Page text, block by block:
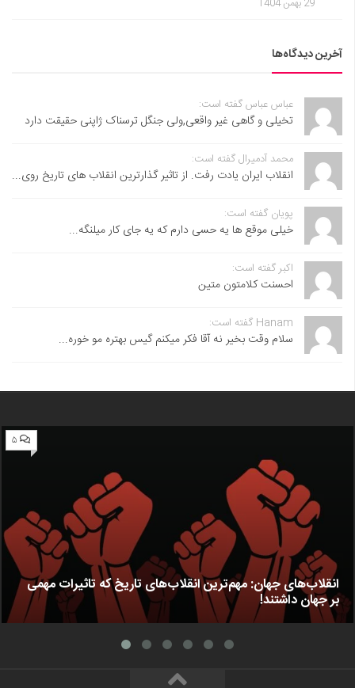
آخرین دیدگاه‌ها
عباس عباس گفته است:
تخیلی و گاهی غیر واقعی,ولی جنگل ترسناک ژاپنی حقیقت دارد
محمد آدمیرال گفته است:
انقلاب ایران یادت رفت. از تاثیر گذارترین انقلاب های تاریخ روی...
پویان گفته است:
خیلی موقع ها یه حسی دارم که یه جای کار میلنگه...
اکبر گفته است:
احسنت ‌کلامتون متین
Hanam گفته است:
سلام وقت بخیر نه آقا فکر میکنم گیس بهتره مو خوره...
۵
انقلاب‌های جهان: مهم‌ترین انقلاب‌های تاریخ که تاثیرات مهمی
بر جهان داشتند!